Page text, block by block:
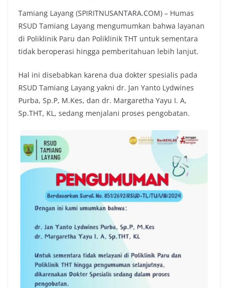
Tamiang Layang (SPIRITNUSANTARA.COM) – Humas
RSUD Tamiang Layang mengumumkan bahwa layanan
di Poliklinik Paru dan Poliklinik THT untuk sementara
tidak beroperasi hingga pemberitahuan lebih lanjut.
Hal ini disebabkan karena dua dokter spesialis pada
RSUD Tamiang Layang yakni dr. Jan Yanto Lydwines
Purba, Sp.P, M.Kes, dan dr. Margaretha Yayu I. A,
Sp.THT, KL, sedang menjalani proses pengobatan.